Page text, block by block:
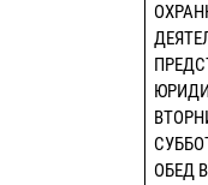
ОБЕД